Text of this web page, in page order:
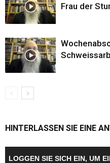
Frau der
HINTERLASSEN SIE EINE
LOGGEN SIE SICH EIN, UM